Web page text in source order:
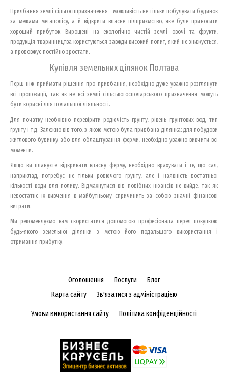
Придбання землі сільгосппризначення - можливість не тільки побудувати будинок
за межами мегаполісу, а й відкрити власне підприємство, яке буде приносити
хороший прибуток. Вирощені на екологічно чистій землі овочі та фрукти,
продукція тваринництва користуються завжди високий попит, який не знижується,
а продовжує постійно зростати.
Купівля земельних ділянок Полтава
Перш ніж приймати рішення про придбання, необхідно дуже уважно розглянути
всі пропозиції, так як не всі землі сільськогосподарського призначення можуть
бути корисні для подальшої діяльності.
Для початку необхідно перевірити родючість грунту, рівень грунтових вод, тип
ґрунту і т.д. Залежно від того, з якою метою була придбана ділянка: для побудови
житлового будинку або для облаштування ферми, необхідно уважно вивчити всі
моменти.
Якщо ви плануєте відкривати власну ферму, необхідно врахувати і те, що сад,
наприклад, потребує не тільки родючого грунту, але і наявність достатньої
кількості води для поливу. Відмахнутися від подібних нюансів не вийде, так як
недостатнє їх вивчення в майбутньому спричинить за собою значні фінансові
витрати.
Ми рекомендуємо вам скористатися допомогою професіонала перед покупкою
будь-якого земельної ділянки з метою його подальшого використання і
отримання прибутку.
Оголошення Послуги
Блог
Карта сайту
Зв'язатися з адміністрацією
Умови використання сайту Політика конфіденційності